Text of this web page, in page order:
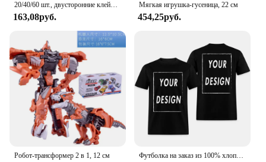
20/40/60 шт., двусторонние клейкие накладки на ковры
163,08руб.
Мягкая игрушка-гусеница, 22 см
454,25руб.
Робот-трансформер 2 в 1, 12 см Футболка на заказ из 100% хлопка. Сделайте свой дизайн. Логотип. Текст. Размер ЕС для мужчин и женщин. Футболка спереди и сзади. Персонализированная футболка с обеих сторон.